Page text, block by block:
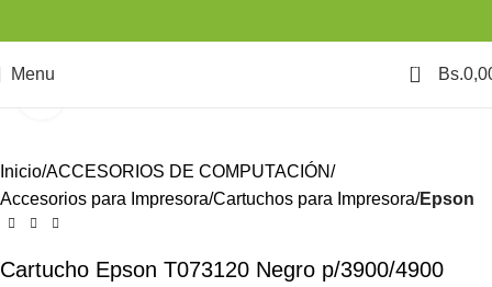
Menu 0 Bs.
Inicio ACCESORIOS DE COMPUTACIÓN
Accesorios para Impresora Cartuchos para Impresora Epson
Cartucho Epson T073120 Negro p/3900/4900